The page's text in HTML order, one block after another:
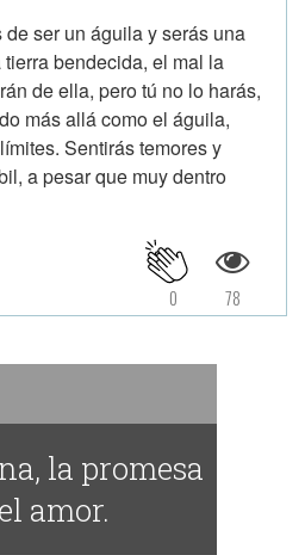
ser un águila y serás una
bendecida, el mal la
de ella, pero tú no lo harás,
más allá como el águila,
Sentirás temores y
a pesar que muy dentro
78
0
la promesa
amor.